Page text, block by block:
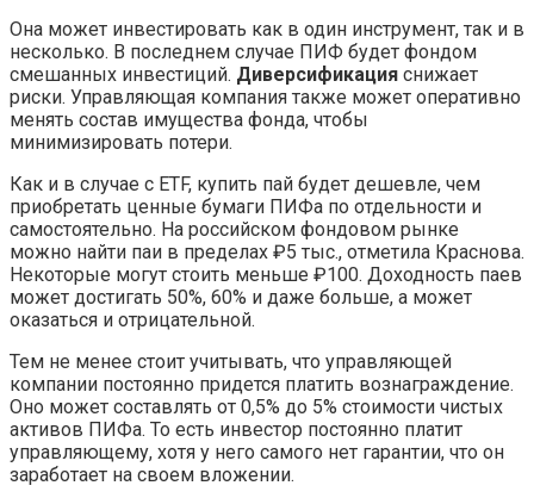
Она может инвестировать как в один инструмент, так и в
несколько. В последнем случае ПИФ будет фондом
смешанных инвестиций. Диверсификация снижает
риски. Управляющая компания также может оперативно
менять состав имущества фонда, чтобы
минимизировать потери.
Как и в случае с ETF, купить пай будет дешевле, чем
приобретать ценные бумаги ПИФа по отдельности и
самостоятельно. На российском фондовом рынке
можно найти паи в пределах ₽5 тыс., отметила Краснова.
Некоторые могут стоить меньше ₽100. Доходность паев
может достигать 50%, 60% и даже больше, а может
оказаться и отрицательной.
Тем не менее стоит учитывать, что управляющей
компании постоянно придется платить вознаграждение.
Оно может составлять от 0,5% до 5% стоимости чистых
активов ПИФа. То есть инвестор постоянно платит
управляющему, хотя у него самого нет гарантии, что он
заработает на своем вложении.